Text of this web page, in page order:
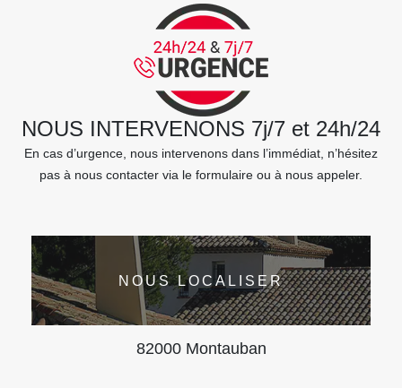
NOUS INTERVENONS 7j/7 et 24h/24
En cas d’urgence, nous intervenons dans l’immédiat, n’hésitez
pas à nous contacter via le formulaire ou à nous appeler.
NOUS LOCALISER
82000 Montauban